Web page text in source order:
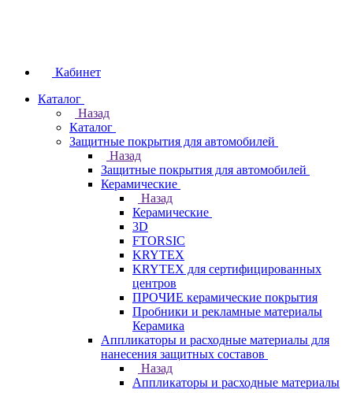
Кабинет
Каталог
Назад
Каталог
Защитные покрытия для автомобилей
Назад
Защитные покрытия для автомобилей
Керамические
Назад
Керамические
3D
FTORSIC
KRYTEX
KRYTEX для сертифицированных
центров
ПРОЧИЕ керамические покрытия
Пробники и рекламные материалы
Керамика
Аппликаторы и расходные материалы для
нанесения защитных составов
Назад
Аппликаторы и расходные материалы